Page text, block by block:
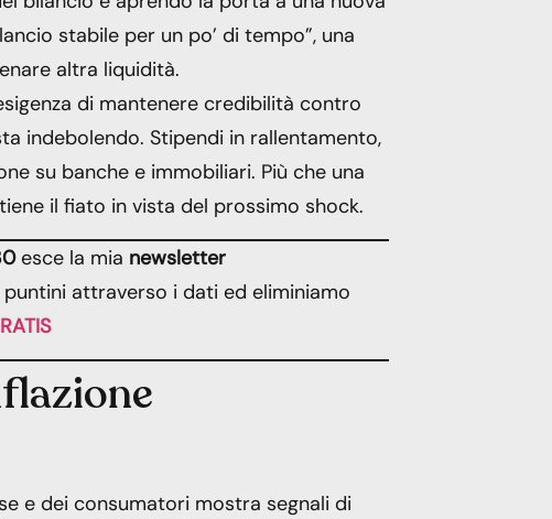
stabile per un po’ di tempo”, una
altra liquidità.
di mantenere credibilità contro
indebolendo. Stipendi in rallentamento,
su banche e immobiliari. Più che una
il fiato in vista del prossimo shock.
esce la mia newsletter
attraverso i dati ed eliminiamo
e dei consumatori mostra segnali di